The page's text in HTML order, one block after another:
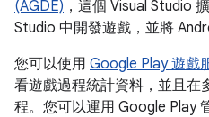
(AGDE) ，這個 Visual Studio
Studio 中開發遊戲，並將
您可以使用 Google Play 遊戲
看遊戲過程統計資料，並且在
程。您可以運用 Google Play